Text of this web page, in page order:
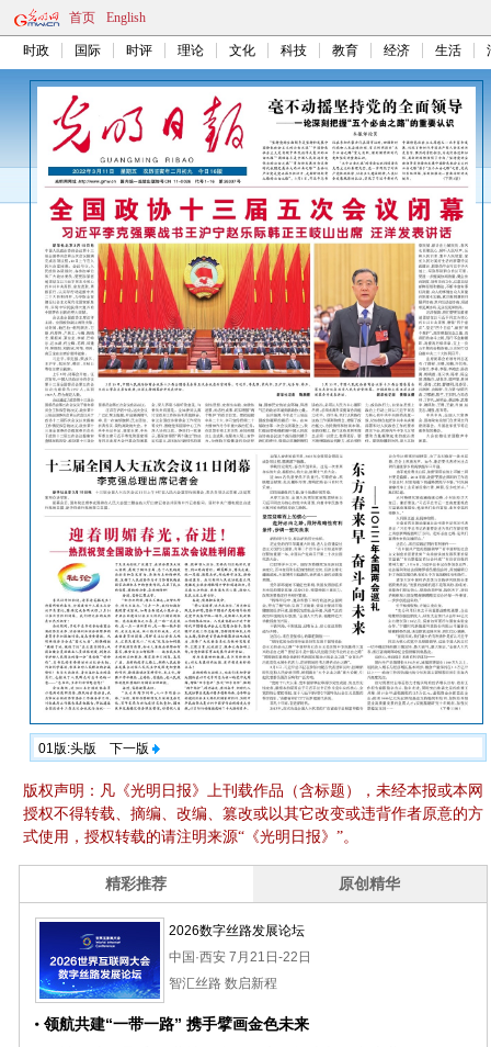
首页 English
时政 国际 时评 理论 文化 科技 教育 经济 生活
01版:头版 下一版
版权声明：凡《光明日报》上刊载作品（含标题），未经本报或本网
授权不得转载、摘编、改编、篡改或以其它改变或违背作者原意的方
式使用，授权转载的请注明来源“《光明日报》”。